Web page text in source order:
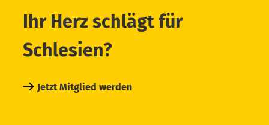
Ihr Herz schlägt für
Schlesien?
Jetzt Mitglied werden